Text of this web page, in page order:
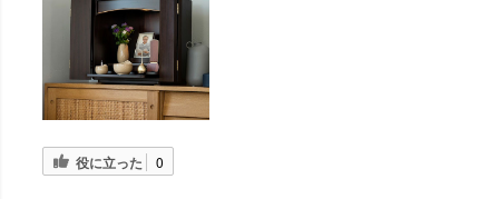
役に立った 0